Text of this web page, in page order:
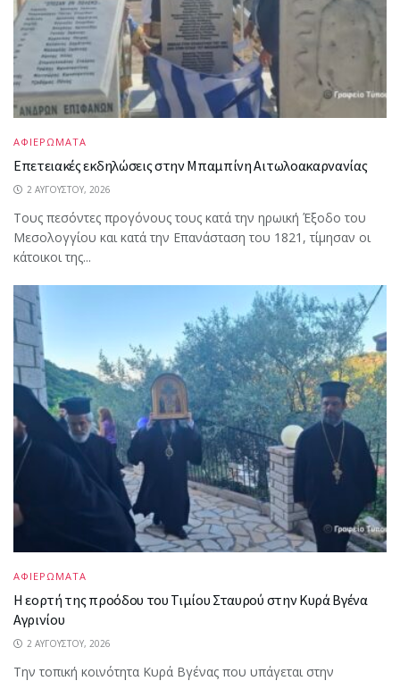
ΑΦΙΕΡΩΜΑΤΑ
Επετειακές εκδηλώσεις στην Μπαμπίνη Αιτωλοακαρνανίας
2 ΑΥΓΟΎΣΤΟΥ, 2026
Τους πεσόντες προγόνους τους κατά την ηρωική Έξοδο του
Μεσολογγίου και κατά την Επανάσταση του 1821, τίμησαν οι
κάτοικοι της...
ΑΦΙΕΡΩΜΑΤΑ
Η εορτή της προόδου του Τιμίου Σταυρού στην Κυρά Βγένα
Αγρινίου
2 ΑΥΓΟΎΣΤΟΥ, 2026
Την τοπική κοινότητα Κυρά Βγένας που υπάγεται στην